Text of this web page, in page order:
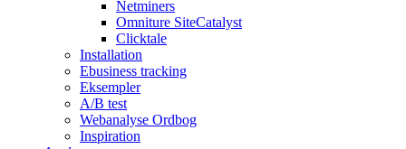
Netminers
Omniture SiteCatalyst
Clicktale
Installation
Ebusiness tracking
Eksempler
A/B test
Webanalyse Ordbog
Inspiration